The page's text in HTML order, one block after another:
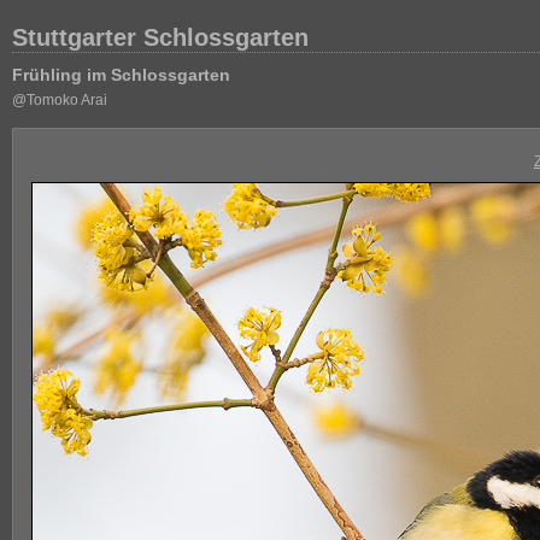
Stuttgarter Schlossgarten
Frühling im Schlossgarten
@Tomoko Arai